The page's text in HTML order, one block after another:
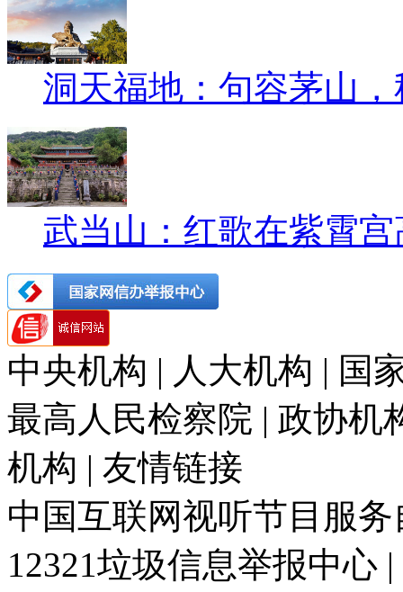
洞天福地：句容茅山
武当山：红歌在紫霄
中央机构 | 人大机构 | 国
最高人民检察院 | 政协机
机构 | 友情链接
中国互联网视听节目服
12321垃圾信息举报中心